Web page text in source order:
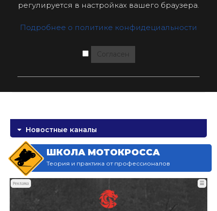
регулируется в настройках вашего браузера.
Подробнее о политике конфидециальности
Согласен
Новостные каналы
ШКОЛА МОТОКРОССА
Теория и практика от профессионалов
Реклама ☰